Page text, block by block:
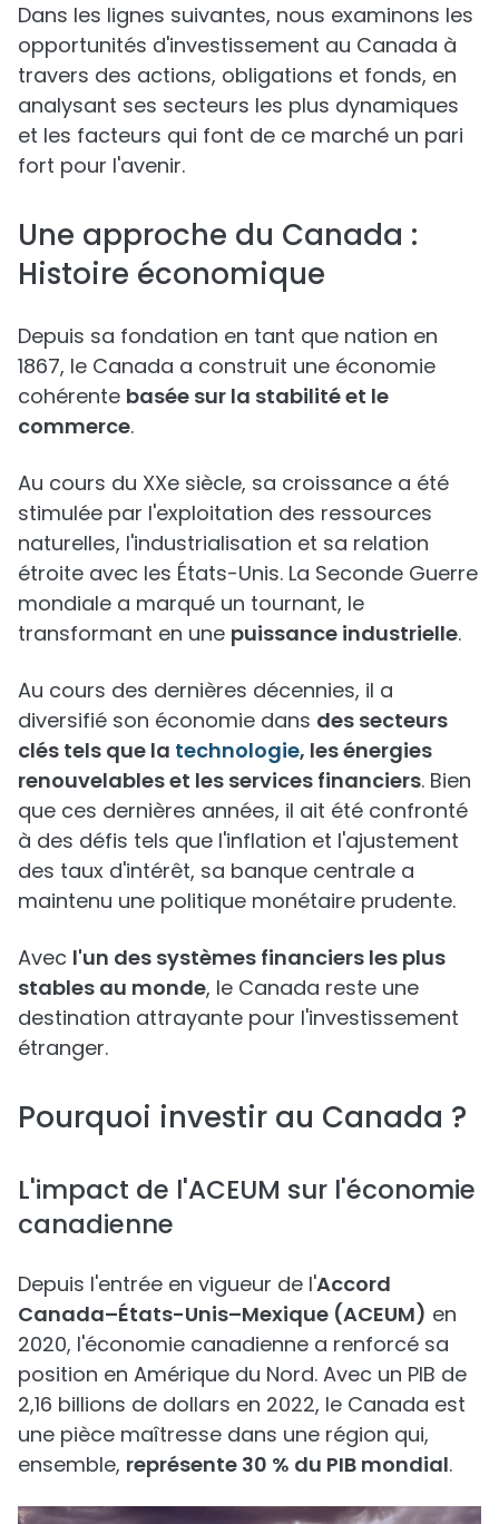
Dans les lignes suivantes, nous examinons les
opportunités d'investissement au Canada à
travers des actions, obligations et fonds, en
analysant ses secteurs les plus dynamiques
et les facteurs qui font de ce marché un pari
fort pour l'avenir.
Une approche du Canada :
Histoire économique
Depuis sa fondation en tant que nation en
1867, le Canada a construit une économie
cohérente basée sur la stabilité et le
commerce.
Au cours du XXe siècle, sa croissance a été
stimulée par l'exploitation des ressources
naturelles, l'industrialisation et sa relation
étroite avec les États-Unis. La Seconde Guerre
mondiale a marqué un tournant, le
transformant en une puissance industrielle.
Au cours des dernières décennies, il a
diversifié son économie dans des secteurs
clés tels que la technologie, les énergies
renouvelables et les services financiers. Bien
que ces dernières années, il ait été confronté
à des défis tels que l'inflation et l'ajustement
des taux d'intérêt, sa banque centrale a
maintenu une politique monétaire prudente.
Avec l'un des systèmes financiers les plus
stables au monde, le Canada reste une
destination attrayante pour l'investissement
étranger.
Pourquoi investir au Canada ?
L'impact de l'ACEUM sur l'économie
canadienne
Depuis l'entrée en vigueur de l'Accord
Canada–États-Unis–Mexique (ACEUM) en
2020, l'économie canadienne a renforcé sa
position en Amérique du Nord. Avec un PIB de
2,16 billions de dollars en 2022, le Canada est
une pièce maîtresse dans une région qui,
ensemble, représente 30 % du PIB mondial.